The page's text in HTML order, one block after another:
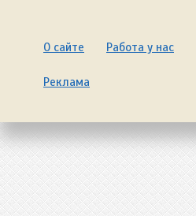
О сайте Работа у нас
Реклама